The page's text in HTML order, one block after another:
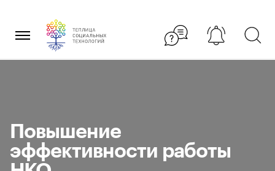
Повышение
эффективности работы